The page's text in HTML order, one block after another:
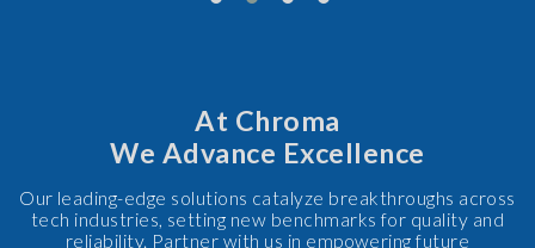
At Chroma
We Advance Excellence
Our leading-edge solutions catalyze breakthroughs across
tech industries, setting new benchmarks for quality and
reliability. Partner with us in empowering future